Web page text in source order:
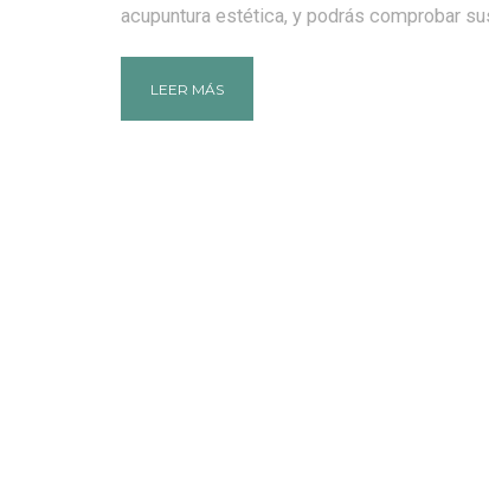
acupuntura estética, y podrás comprobar
LEER MÁS